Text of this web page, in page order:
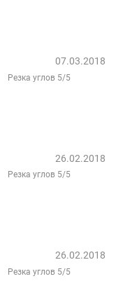
07.03.2018
Резка углов 5/5
26.02.2018
Резка углов 5/5
26.02.2018
Резка углов 5/5